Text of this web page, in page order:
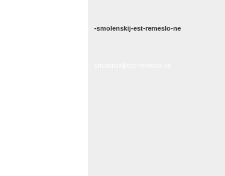
-smolenskij-est-remeslo-ne